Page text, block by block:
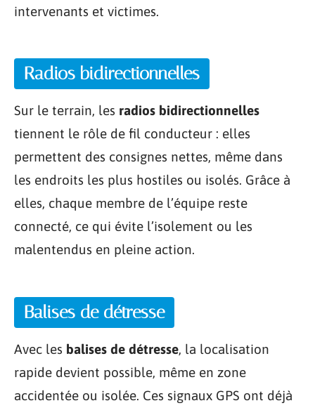
intervenants et victimes.
Radios bidirectionnelles
Sur le terrain, les radios bidirectionnelles
tiennent le rôle de fil conducteur : elles
permettent des consignes nettes, même dans
les endroits les plus hostiles ou isolés. Grâce à
elles, chaque membre de l’équipe reste
connecté, ce qui évite l’isolement ou les
malentendus en pleine action.
Balises de détresse
Avec les balises de détresse, la localisation
rapide devient possible, même en zone
accidentée ou isolée. Ces signaux GPS ont déjà